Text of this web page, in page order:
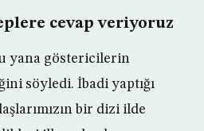
cevap veriyoruz
yana göstericilerin
söyledi. İbadi yaptığı
bir dizi ilde